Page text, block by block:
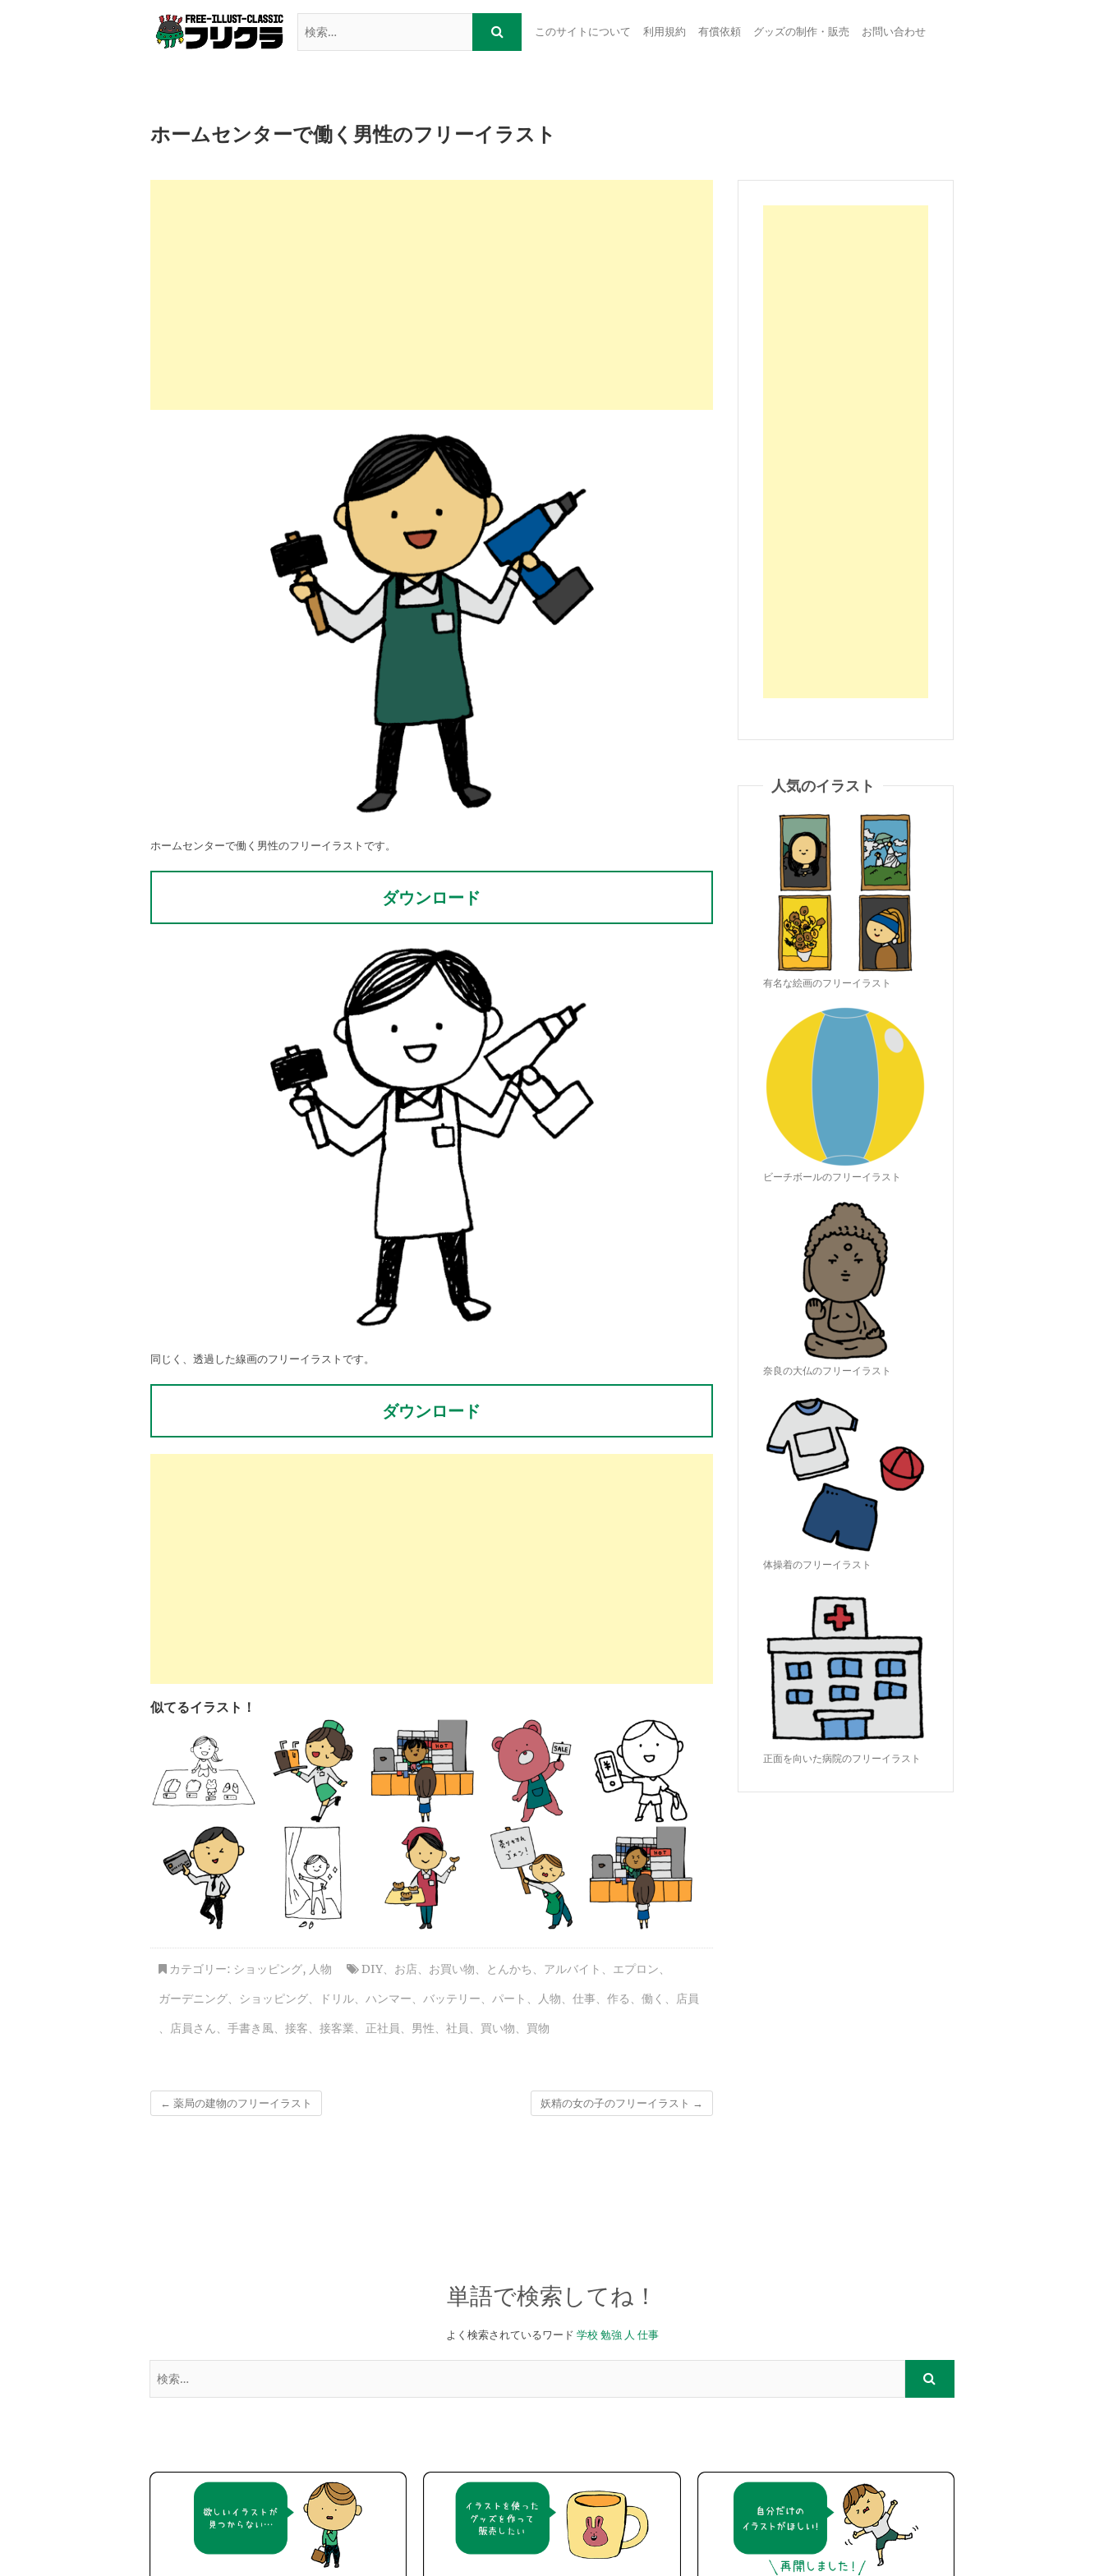
このサイトについて 利用規約 有償依頼 グッズの制作・販売 お問い合わせ
ホームセンターで働く男性のフリーイラスト
ホームセンターで働く男性のフリーイラストです。
ダウンロード
同じく、透過した線画のフリーイラストです。
ダウンロード
似てるイラスト！
カテゴリー: ショッピング, 人物 DIY、 お店、 お買い物、 とんかち 、 アルバイト 、 エプロン、
ガーデニング、 ショッピング、 ドリル、 ハンマー、 バッテリー、 パート 、 人物、 仕事、 作る 、 働く 、
店員
、
店員さん、 手書き風、 接客、 接客業、 正社員 、 男性、 社員 、 買い物、 買物
← 薬局の建物のフリーイラスト 妖精の女の子のフリーイラスト →
人気のイラスト
有名な絵画のフリーイラスト
ビーチボールのフリーイラスト
奈良の大仏のフリーイラスト
体操着のフリーイラスト
正面を向いた病院のフリーイラスト
単語で検索してね！
よく検索されているワード 学校 勉強 人 仕事